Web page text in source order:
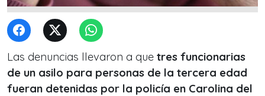
Las denuncias llevaron a que tres funcionarias
de un asilo para personas de la tercera edad
fueran detenidas por la policía en Carolina del